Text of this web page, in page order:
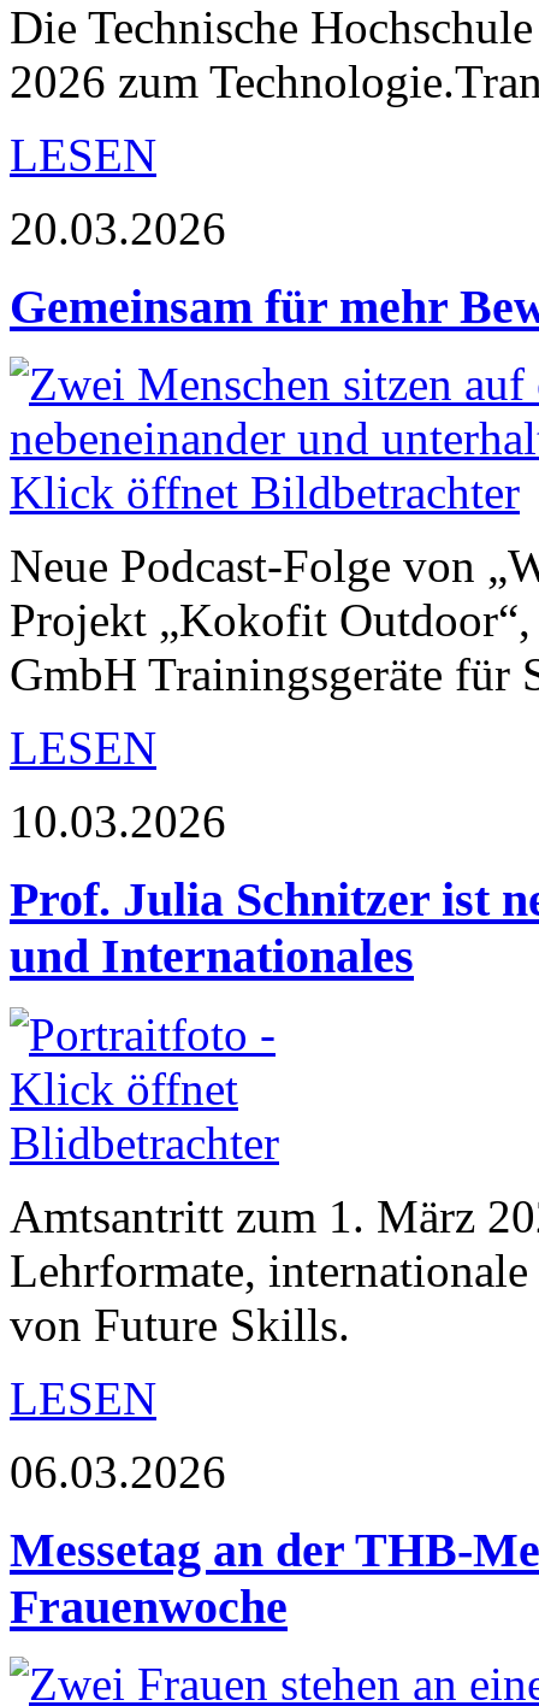
Die Technische
2026 zum
LESEN
20.03.2026
Gemeinsam für mehr
Neue Podcast-Folge von
Projekt „Kokofit
GmbH Trainingsgeräte
LESEN
10.03.2026
Prof. Julia Schnitzer ist
und Internationales
Amtsantritt zum 1. März
Lehrformate,
von Future Skills.
LESEN
06.03.2026
Messetag an der THB-
Frauenwoche